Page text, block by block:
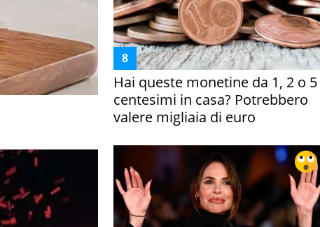
Hai queste monetine da 1, 2 o 5
centesimi in casa? Potrebbero
valere migliaia di euro